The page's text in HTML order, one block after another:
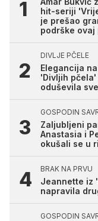
hit-seriji
je prešao
podrške ovaj
DIVLJE PČELE
Elegancija
'Divljih pčela'
oduševila sve
GOSPODIN
Zaljubljeni
Anastasia i
okušali se u
BRAK NA PRVU
Jeannette iz
napravila
GOSPODIN